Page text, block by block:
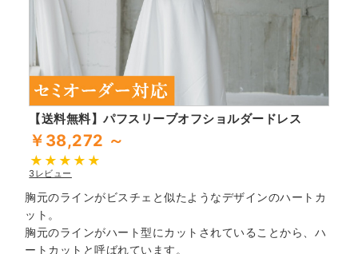
【送料無料】パフスリーブオフショルダードレス
￥38,272 ～
3レビュー
胸元のラインがビスチェと似たようなデザインのハートカ
ット。
胸元のラインがハート型にカットされていることから、ハ
ートカットと呼ばれています。